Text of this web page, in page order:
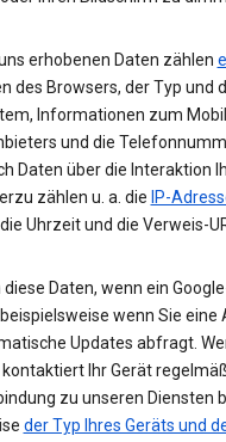
erhobenen Daten zählen
des Browsers, der Typ und
Informationen zum
und die
Daten über die Interaktion
zählen u. a. die IP-
Uhrzeit und die Verweis-
diese Daten, wenn ein
wenn Sie
Updates abfragt.
Ihr Gerät
zu unseren Diensten
der Typ Ihres Geräts und